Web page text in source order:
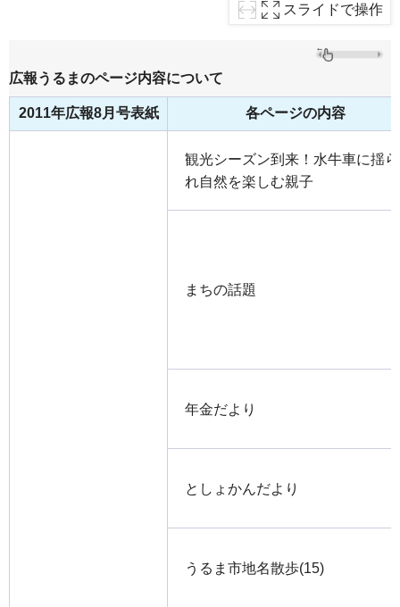
スライドで操作
広報うるまのページ内容について
2011年広報8月号表紙 各ページの内容
観光シーズン到来！水牛車に揺ら
れ自然を楽しむ親子
まちの話題
年金だより
としょかんだより
うるま市地名散歩(15)